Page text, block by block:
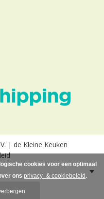
| de Kleine Keuken
cookies voor een optimaal
ons privacy- & cookiebeleid.